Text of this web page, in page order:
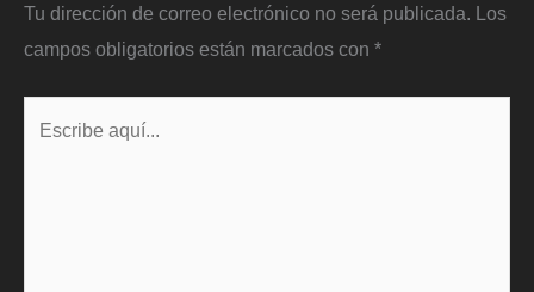
Tu dirección de correo electrónico no será publicada. Los
campos obligatorios están marcados con *